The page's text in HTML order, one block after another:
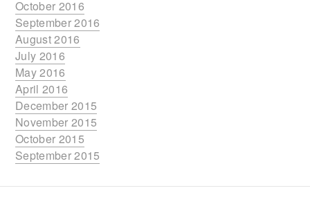
October 2016
September 2016
August 2016
July 2016
May 2016
April 2016
December 2015
November 2015
October 2015
September 2015